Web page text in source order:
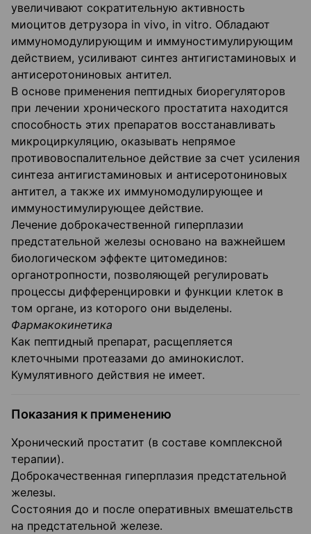
увеличивают сократительную активность
миоцитов детрузора in vivo, in vitro. Обладают
иммуномодулирующим и иммуностимулирующим
действием, усиливают синтез антигистаминовых и
антисеротониновых антител.
В основе применения пептидных биорегуляторов
при лечении хронического простатита находится
способность этих препаратов восстанавливать
микроциркуляцию, оказывать непрямое
противовоспалительное действие за счет усиления
синтеза антигистаминовых и антисеротониновых
антител, а также их иммуномодулирующее и
иммуностимулирующее действие.
Лечение доброкачественной гиперплазии
предстательной железы основано на важнейшем
биологическом эффекте цитомединов:
органотропности, позволяющей регулировать
процессы дифференцировки и функции клеток в
том органе, из которого они выделены.
Фармакокинетика
Как пептидный препарат, расщепляется
клеточными протеазами до аминокислот.
Кумулятивного действия не имеет.
Показания к применению
Хронический простатит (в составе комплексной
терапии).
Доброкачественная гиперплазия предстательной
железы.
Состояния до и после оперативных вмешательств
на предстательной железе.